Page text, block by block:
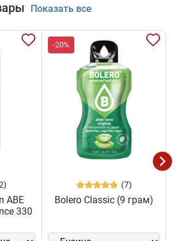
Показать все
ABE
330
-20%
(7)
Bolero Classic (9 грам)